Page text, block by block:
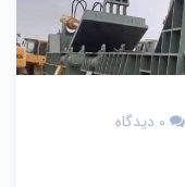
0 دیدگاه